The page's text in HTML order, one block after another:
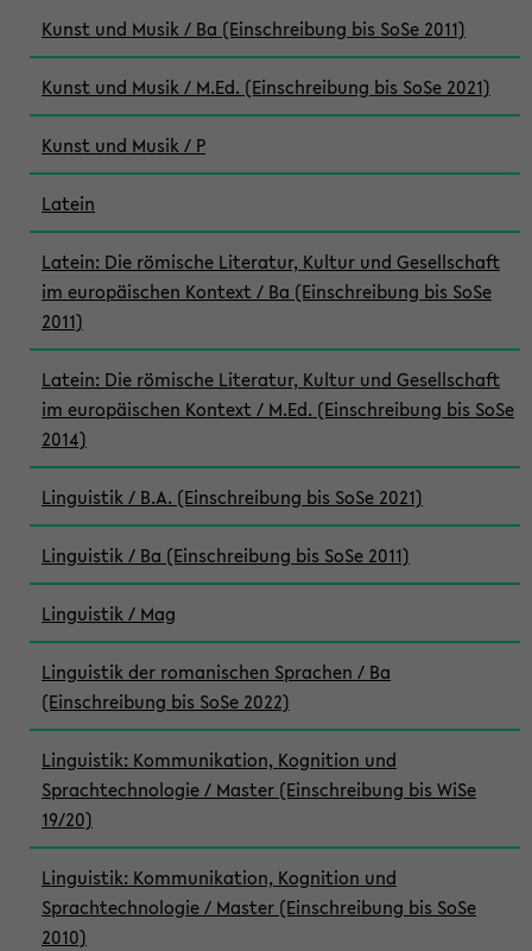
Kunst und Musik / Ba (Einschreibung bis SoSe 2011)
Kunst und Musik / M.Ed. (Einschreibung bis SoSe 2021)
Kunst und Musik / P
Latein
Latein: Die römische Literatur, Kultur und Gesellschaft
im europäischen Kontext / Ba (Einschreibung bis SoSe
2011)
Latein: Die römische Literatur, Kultur und Gesellschaft
im europäischen Kontext / M.Ed. (Einschreibung bis SoSe
2014)
Linguistik / B.A. (Einschreibung bis SoSe 2021)
Linguistik / Ba (Einschreibung bis SoSe 2011)
Linguistik / Mag
Linguistik der romanischen Sprachen / Ba
(Einschreibung bis SoSe 2022)
Linguistik: Kommunikation, Kognition und
Sprachtechnologie / Master (Einschreibung bis WiSe
19/20)
Linguistik: Kommunikation, Kognition und
Sprachtechnologie / Master (Einschreibung bis SoSe
2010)